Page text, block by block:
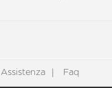
Assistenza Faq